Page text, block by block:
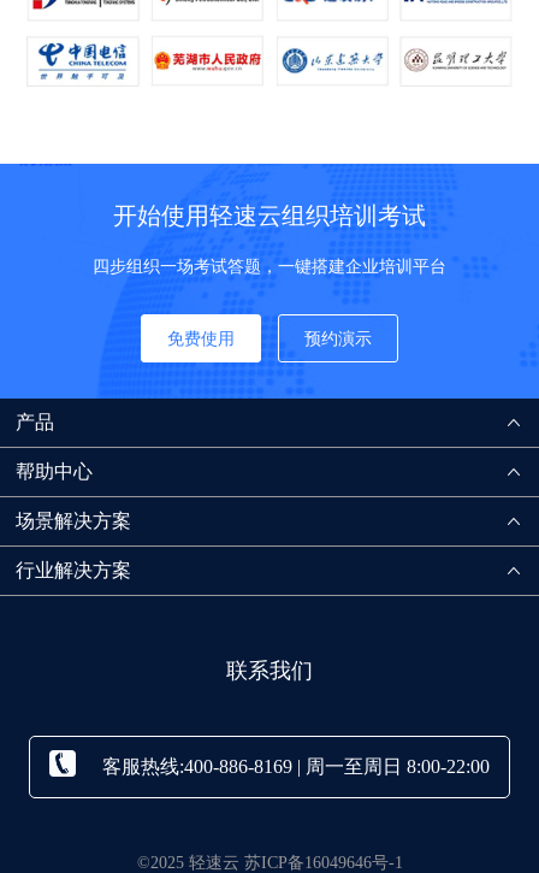
开始使用轻速云组织培训考试
四步组织一场考试答题，一键搭建企业培训平台
免费使用 预约演示
产品
帮助中心
场景解决方案
行业解决方案
联系我们
客服热线:400-886-8169 | 周一至周日 8:00-22:00
©2025 轻速云 苏ICP备16049646号-1